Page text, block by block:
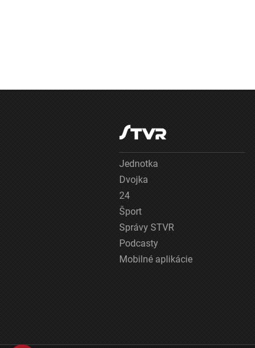
Jednotka
Dvojka
24
Šport
Správy STVR
Podcasty
Mobilné aplikácie